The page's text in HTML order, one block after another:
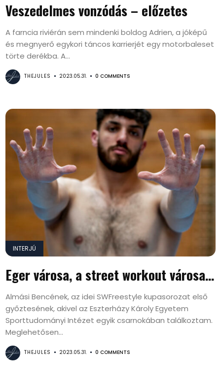
Veszedelmes vonzódás – előzetes
A farncia riviérán sem mindenki boldog Adrien, a jóképű
és megnyerő egykori táncos karrierjét egy motorbaleset
törte derékba. A...
THEJULES 2023.05.31. 0 COMMENTS
INTERJÚ
Eger városa, a street workout városa…
Almási Bencének, az idei SWFreestyle kupasorozat első
győztesének, akivel az Eszterházy Károly Egyetem
Sporttudományi Intézet egyik csarnokában találkoztam.
Meglehetősen...
THEJULES 2023.05.31. 0 COMMENTS